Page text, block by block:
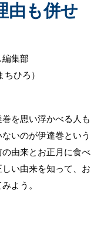
由も併せ
集部
ひろ）
を思い浮かべる人も
いのが伊達巻という
由来とお正月に食べ
い由来を知って、お
よう。